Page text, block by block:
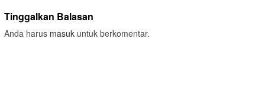
Tinggalkan Balasan
Anda harus masuk untuk berkomentar.